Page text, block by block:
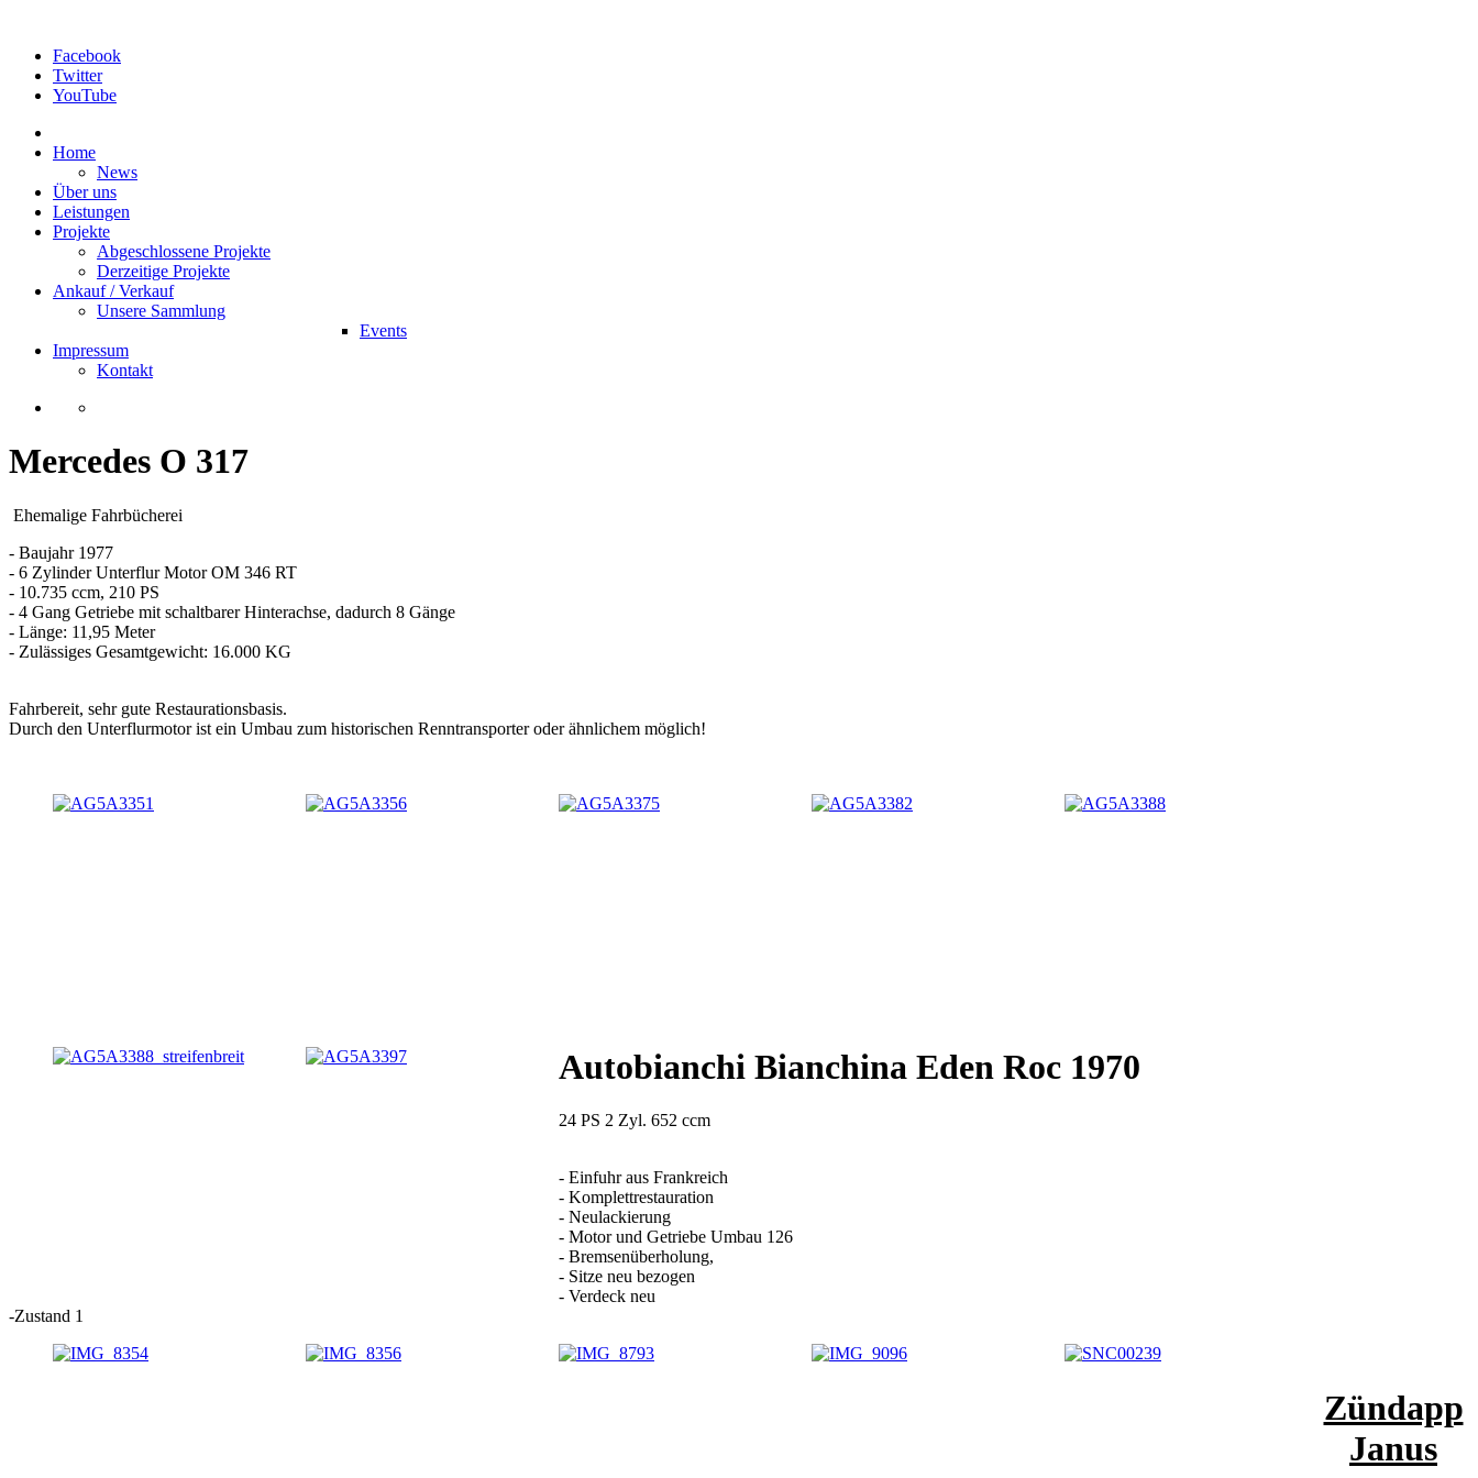
Facebook
Twitter
YouTube
Home
News
Über uns
Leistungen
Projekte
Abgeschlossene Projekte
Derzeitige Projekte
Ankauf / Verkauf
Unsere Sammlung
Events
Impressum
Kontakt
Mercedes O 317
Ehemalige Fahrbücherei
- Baujahr 1977
- 6 Zylinder Unterflur Motor OM 346 RT
- 10.735 ccm, 210 PS
- 4 Gang Getriebe mit schaltbarer Hinterachse, dadurch 8 Gänge
- Länge: 11,95 Meter
- Zulässiges Gesamtgewicht: 16.000 KG
Fahrbereit, sehr gute Restaurationsbasis.
Durch den Unterflurmotor ist ein Umbau zum historischen Renntransporter oder ähnlichem möglich!
Autobianchi Bianchina Eden Roc 1970
24 PS 2 Zyl. 652 ccm
- Einfuhr aus Frankreich
- Komplettrestauration
- Neulackierung
- Motor und Getriebe Umbau 126
- Bremsenüberholung,
- Sitze neu bezogen
- Verdeck neu
-Zustand 1
Zündapp
Janus